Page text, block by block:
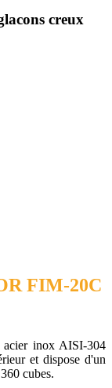
creux
FIM-20C
acier inox AISI-304
et dispose d'un
cubes.